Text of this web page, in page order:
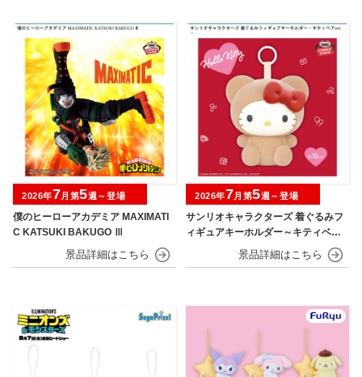
僕のヒーローアカデミア MAXIMATI
C KATSUKI BAKUGO Ⅲ
2026年7月第5週～登場
サンリオキャラクターズ 着ぐるみフ
ィギュアキーホルダー～キティベアv
2026年7月第5週～登場